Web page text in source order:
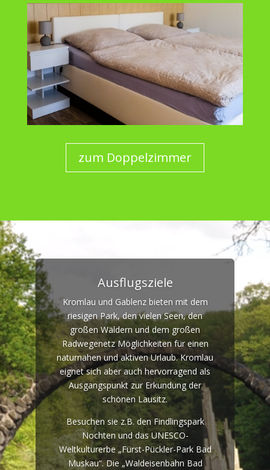
zum Doppelzimmer
Ausflugsziele
Kromlau und Gablenz bieten mit dem
riesigen Park, den vielen Seen, den
großen Wäldern und dem großen
Radwegenetz Möglichkeiten für einen
naturnahen und aktiven Urlaub. Kromlau
eignet sich aber auch hervorragend als
Ausgangspunkt zur Erkundung der
schönen Lausitz.
Besuchen sie z.B. den Findlingspark
Nochten und das UNESCO-
Weltkulturerbe „Fürst-Pückler-Park Bad
Muskau“. Die „Waldeisenbahn Bad